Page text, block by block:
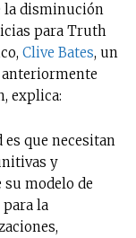
la disminución
para Truth
Clive Bates, un
explica:
que necesitan
y
su modelo de
la